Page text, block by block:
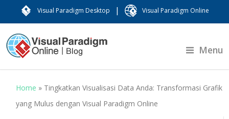
Visual Paradigm Desktop | Visual Paradigm Online
Menu
Home » Tingkatkan Visualisasi Data Anda: Transformasi Grafik
yang Mulus dengan Visual Paradigm Online